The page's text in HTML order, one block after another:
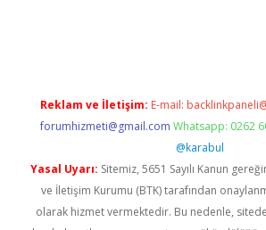
Reklam ve İletişim: E-mail:
forumhizmeti@gmail.com Whatsapp: 0262
@karabul
Yasal Uyarı: Sitemiz, 5651 Sayılı Kanun
ve İletişim Kurumu (BTK) tarafından
olarak hizmet vermektedir. Bu nedenle,